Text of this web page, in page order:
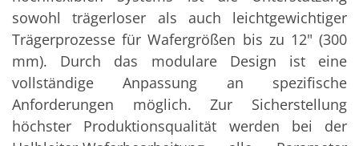
Kundenspezifische Lösungen
Rolle zu Rolle
Kunststoffverarbeitung
Service
Service Hotline & Service Stützpunkte
Digital Services
Service Level Agreements
Ersatzteilservice
Upgrades
sowohl trägerloser als auch leichtgewichtiger
Trägerprozesse für Wafergrößen bis zu 12" (300
mm). Durch das modulare Design ist eine
vollständige Anpassung an spezifische
Anforderungen möglich. Zur Sicherstellung
höchster Produktionsqualität werden bei der